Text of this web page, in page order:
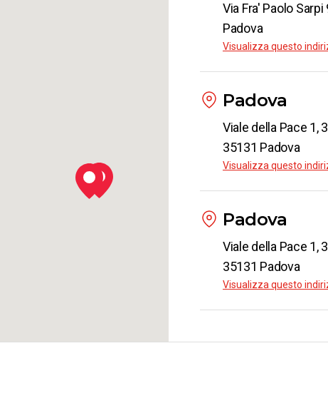
Via Fra' Paolo
Padova
Visualizza questo
Padova
Viale della Pace 1,
35131 Padova
Visualizza questo
Padova
Viale della Pace 1,
35131 Padova
Visualizza questo